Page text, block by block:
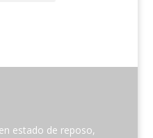
estado de reposo,